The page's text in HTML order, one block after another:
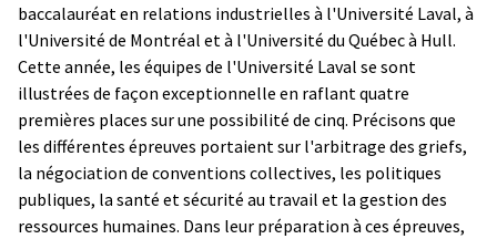
baccalauréat en relations industrielles à l'Université Laval, à
l'Université de Montréal et à l'Université du Québec à Hull.
Cette année, les équipes de l'Université Laval se sont
illustrées de façon exceptionnelle en raflant quatre
premières places sur une possibilité de cinq. Précisons que
les différentes épreuves portaient sur l'arbitrage des griefs,
la négociation de conventions collectives, les politiques
publiques, la santé et sécurité au travail et la gestion des
ressources humaines. Dans leur préparation à ces épreuves,